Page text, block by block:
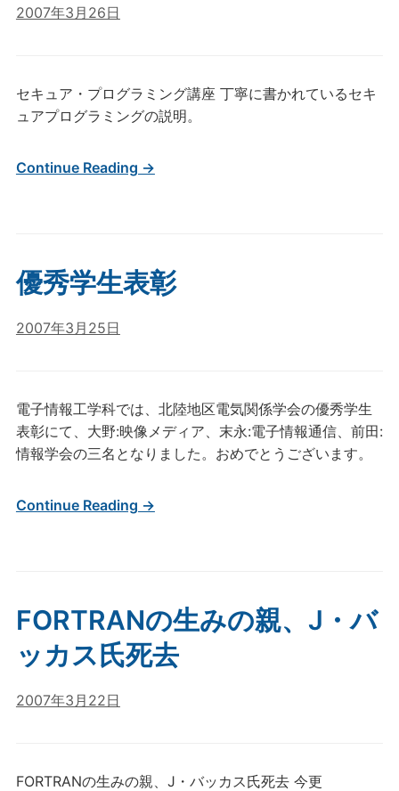
2007年3月26日
セキュア・プログラミング講座 丁寧に書かれているセキ
ュアプログラミングの説明。
Continue Reading →
優秀学生表彰
2007年3月25日
電子情報工学科では、北陸地区電気関係学会の優秀学生
表彰にて、大野:映像メディア、末永:電子情報通信、前田:
情報学会の三名となりました。おめでとうございます。
Continue Reading →
FORTRANの生みの親、J・バ
ッカス氏死去
2007年3月22日
FORTRANの生みの親、J・バッカス氏死去 今更